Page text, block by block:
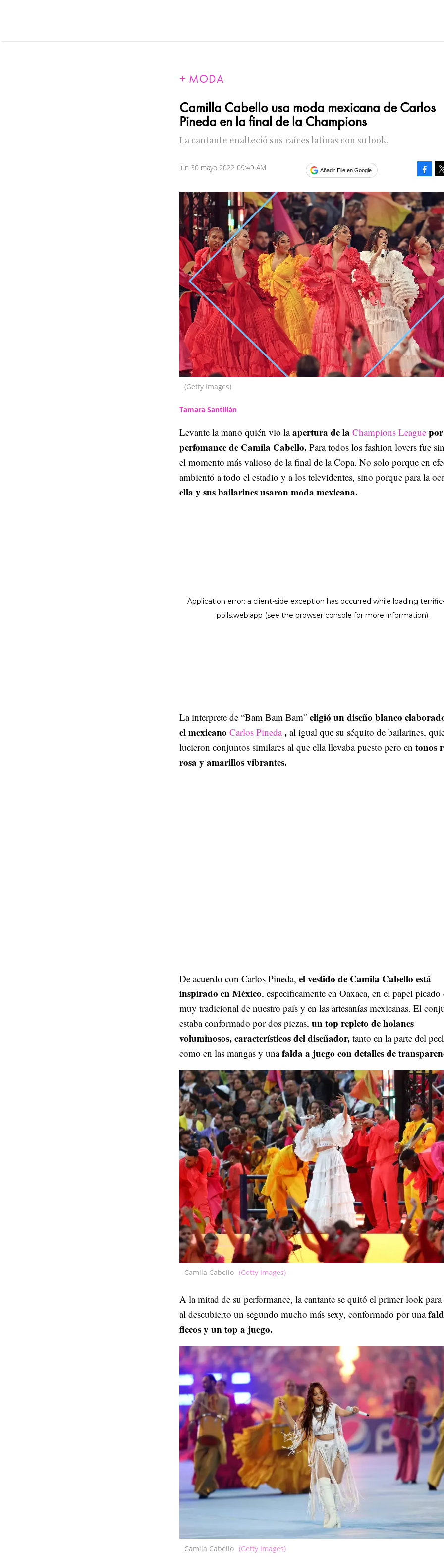
MODA
Camilla Cabello usa moda mexicana de Carlos
Pineda en la final de la Champions
La cantante enalteció sus raíces latinas con su look.
lun 30 mayo 2022 09:49 AM Añadir Elle en Google
(Getty Images)
Tamara Santillán
Levante la mano quién vio laapertura de la Champions League
perfomance de Camila Cabello. Para todos los fashion lovers fue
el momento más valioso de la final de la Copa. No solo porque en
ambientó a todo el estadio y a los televidentes, sino porque para la
ella y sus bailarines usaron moda mexicana.
La interprete de “Bam Bam Bam” eligió un diseño blanco
el mexicano Carlos Pineda , al igual que su séquito de bailarines,
lucieron conjuntos similares al que ella llevaba puesto pero en tonos
rosa y amarillos vibrantes.
De acuerdo con Carlos Pineda, el vestido de Camila Cabello está
inspirado en México, específicamente en Oaxaca, en el papel picado
muy tradicional de nuestro país y en las artesanías mexicanas. El
estaba conformado por dos piezas, un top repleto de holanes
voluminosos, característicos del diseñador, tanto en la parte del
como en las mangas y unafalda a juego con detalles de
Camila Cabello (Getty Images)
A la mitad de su performance, la cantante se quitó el primer look para
al descubierto un segundo mucho más sexy, conformado por una
flecos y un top a juego.
Camila Cabello (Getty Images)